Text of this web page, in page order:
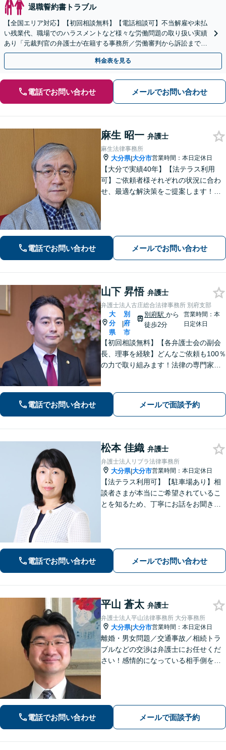
退職誓約書トラブル
【全国エリア対応】【初回相談無料】【電話相談可】不当解雇や未払
い残業代、職場でのハラスメントなど様々な労働問題の取り扱い実績
あり「元裁判官の弁護士が在籍する事務所／労働審判から訴訟まで、
裁判官経験を活かした最適な戦略を立案」
料金表を見る
電話でお問い合わせ メールでお問い合わせ
麻生 昭一 弁護士
麻生法律事務所
大分県|大分市営業時間：本日定休日
【大分で実績40年】【法テラス利用
可】ご依頼者様それぞれの状況に合わ
せ、最適な解決策をご提案します！緊
す。どうぞお気軽にお話しください。
【休日面談可】
電話でお問い合わせ メールでお問い合わせ
山下 昇悟 弁護士
弁護士法人古庄総合法律事務所 別府支部
大
分
県
|
別
府
市
別府駅から
徒歩2分
営業時間：本
日定休日
【初回相談無料】【各弁護士会の副会
長、理事を経験】どんなご依頼も100％
の力で取り組みます！法律の専門家と
拠点ある地域密着型の事務所】
電話でお問い合わせ メールで面談予約
松本 佳織 弁護士
弁護士法人リブラ法律事務所
大分県|大分市営業時間：本日定休日
【法テラス利用可】【駐車場あり】相
談者さまが本当にご希望されているこ
とを知るため、丁寧にお話をお聞きす
す。お気軽にご相談ください【完全個
電話でお問い合わせ メールでお問い合わせ
平山 蒼太 弁護士
弁護士法人平山法律事務所 大分事務所
大分県|大分市営業時間：本日定休日
離婚・男女問題／交通事故／相続トラ
ブルなどの交渉は弁護士にお任せくだ
さい！感情的になっている相手側を冷
ヒアリングします。
電話でお問い合わせ メールで面談予約